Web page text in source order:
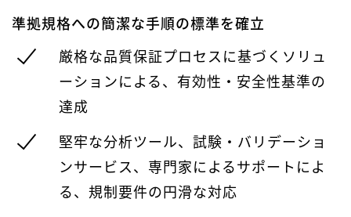
準拠規格への簡潔な手順の標準を確立
厳格な品質保証プロセスに基づくソリュ
ーションによる、有効性・安全性基準の
達成
堅牢な分析ツール、試験・バリデーショ
ンサービス、専門家によるサポートによ
る、規制要件の円滑な対応